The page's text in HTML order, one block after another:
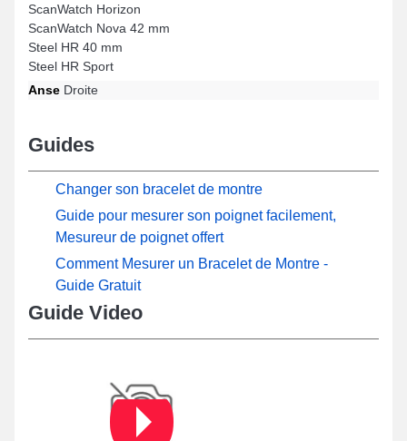
ScanWatch Horizon
ScanWatch Nova 42 mm
Steel HR 40 mm
Steel HR Sport
Anse Droite
Guides
Changer son bracelet de montre
Guide pour mesurer son poignet facilement,
Mesureur de poignet offert
Comment Mesurer un Bracelet de Montre -
Guide Gratuit
Guide Video